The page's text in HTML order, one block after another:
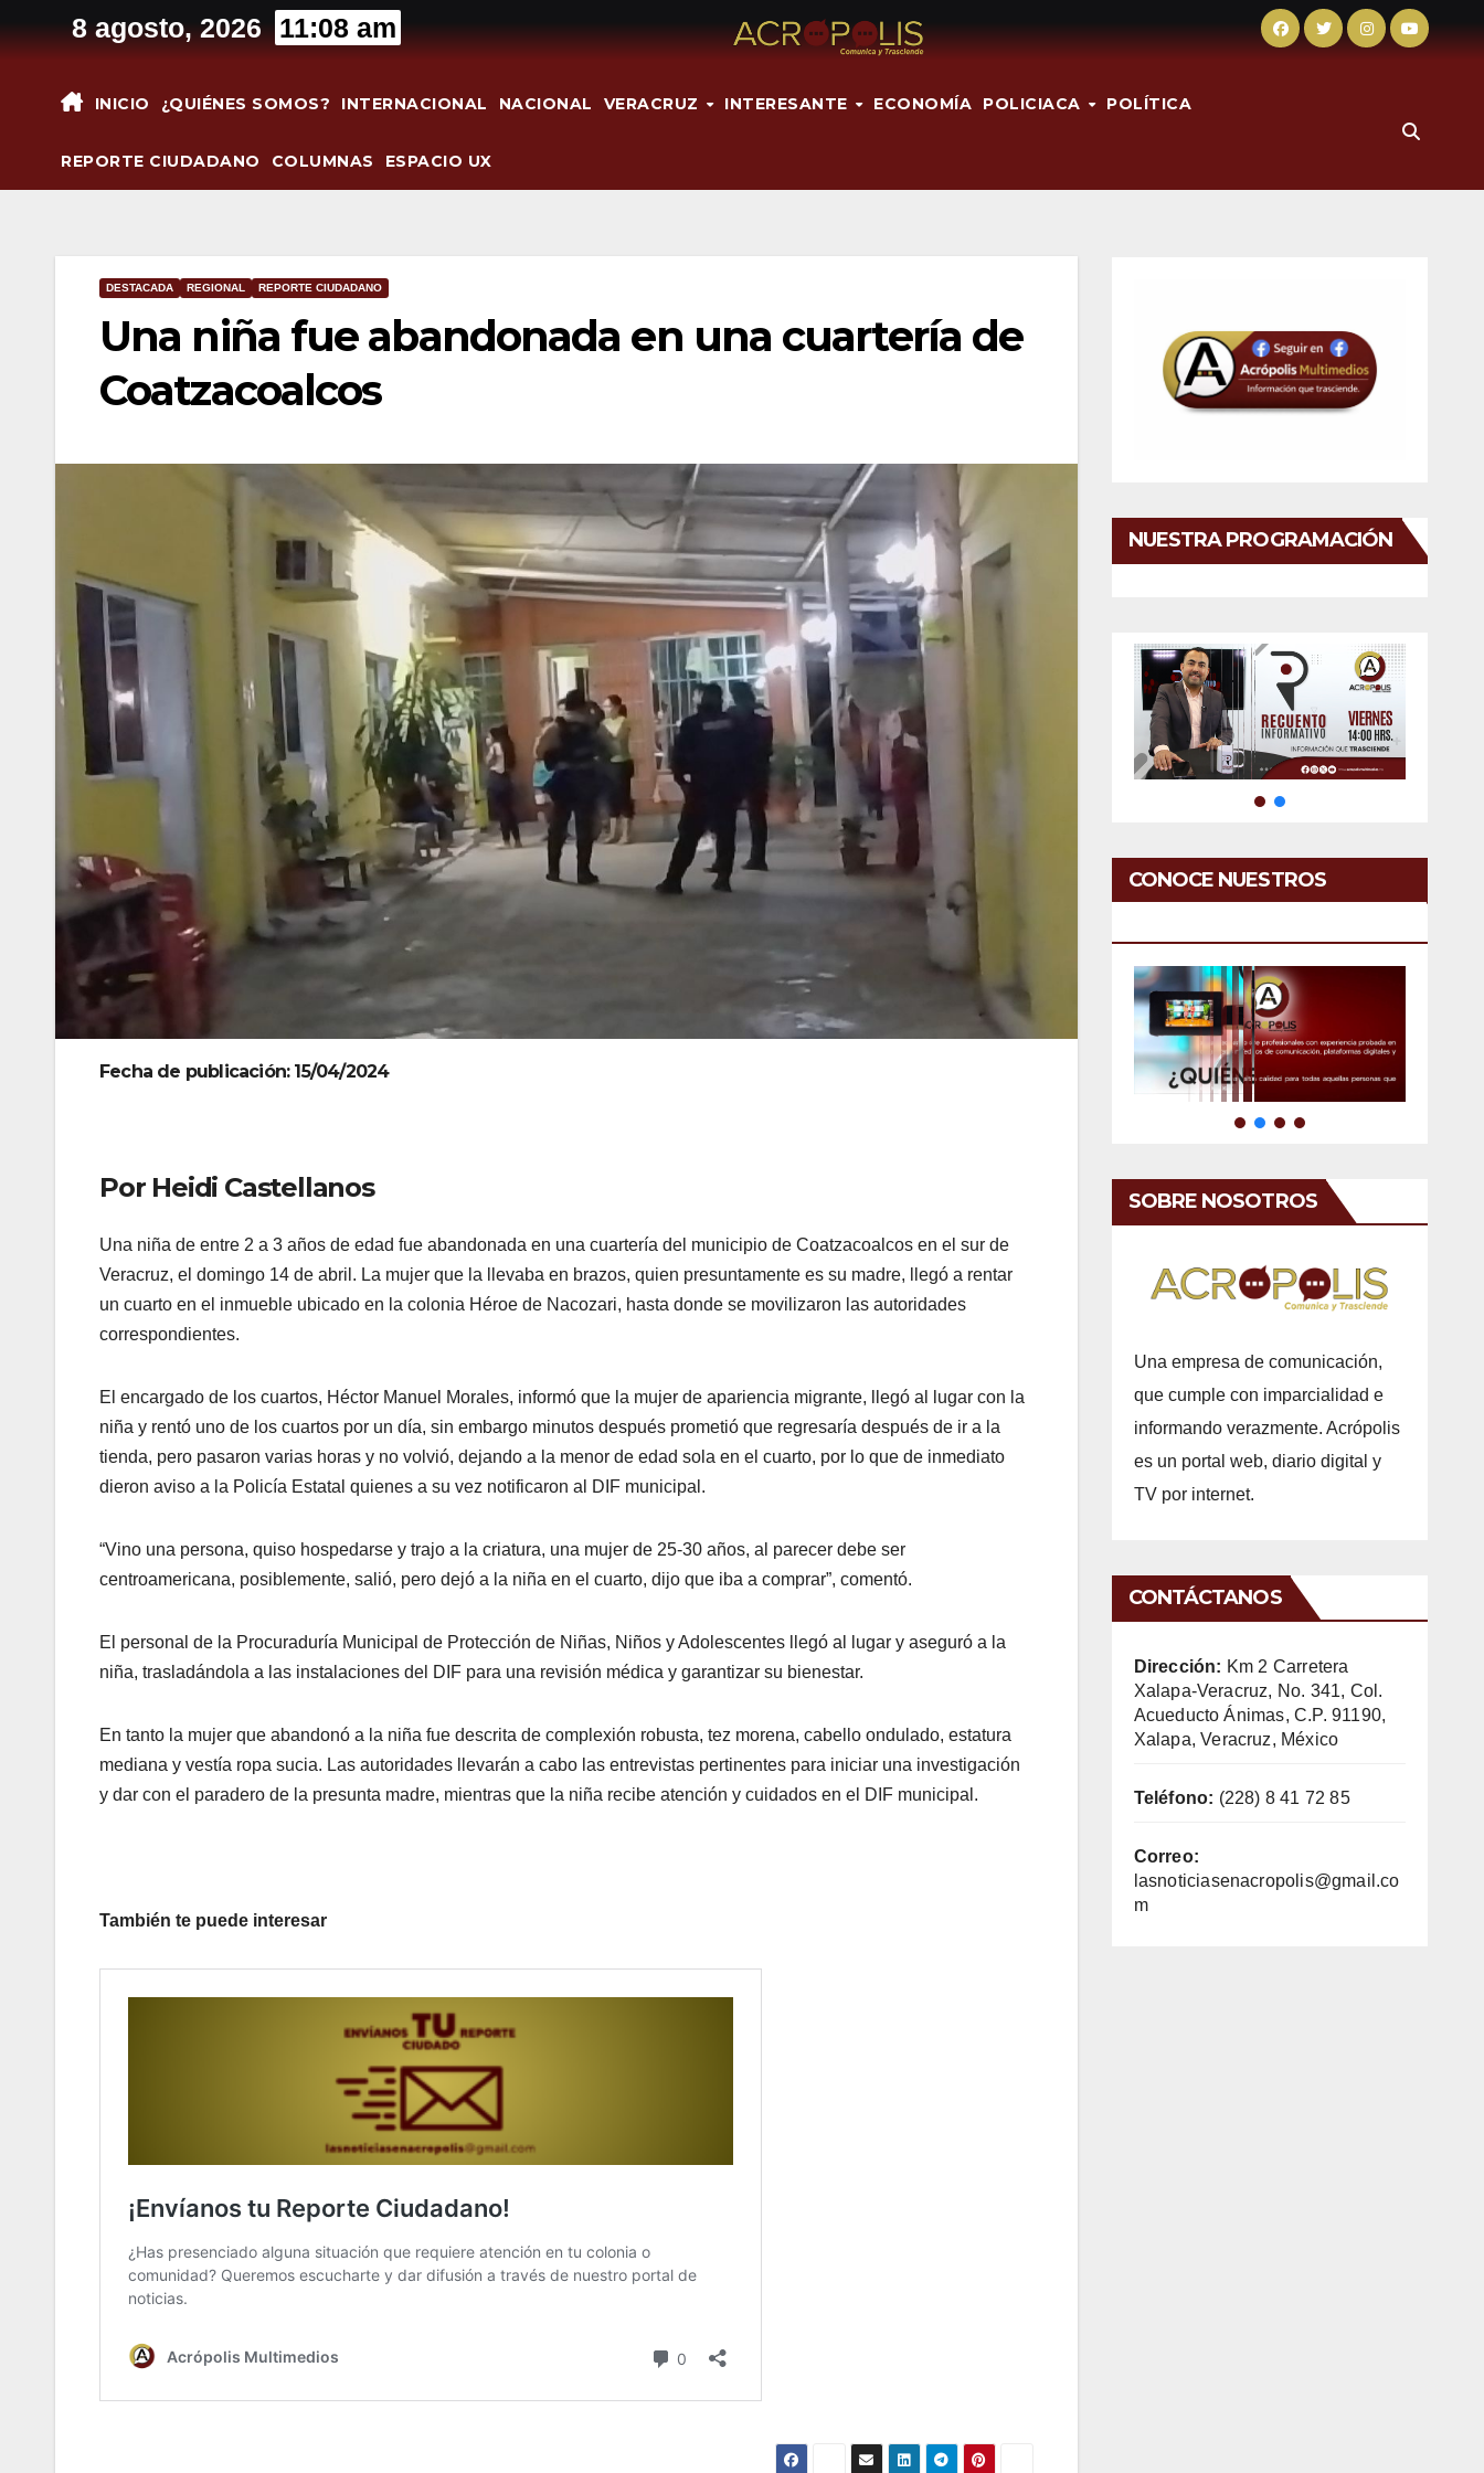
al
8 agosto, 2026 11:08 am
INICIO ¿QUIÉNES SOMOS? INTERNACIONAL NACIONAL VERACRUZ INTERESANTE ECONOMÍA POLICIACA POLÍTICA
REPORTE CIUDADANO COLUMNAS ESPACIO UX
DESTACADA REGIONAL REPORTE CIUDADANO
Una niña fue abandonada en una cuartería de
Coatzacoalcos
Fecha de publicación: 15/04/2024
Por Heidi Castellanos
Una niña de entre 2 a 3 años de edad fue abandonada en una cuartería del municipio de Coatzacoalcos en el sur de
Veracruz, el domingo 14 de abril. La mujer que la llevaba en brazos, quien presuntamente es su madre, llegó a rentar
un cuarto en el inmueble ubicado en la colonia Héroe de Nacozari, hasta donde se movilizaron las autoridades
correspondientes.
El encargado de los cuartos, Héctor Manuel Morales, informó que la mujer de apariencia migrante, llegó al lugar con la
niña y rentó uno de los cuartos por un día, sin embargo minutos después prometió que regresaría después de ir a la
tienda, pero pasaron varias horas y no volvió, dejando a la menor de edad sola en el cuarto, por lo que de inmediato
dieron aviso a la Policía Estatal quienes a su vez notificaron al DIF municipal.
“Vino una persona, quiso hospedarse y trajo a la criatura, una mujer de 25-30 años, al parecer debe ser
centroamericana, posiblemente, salió, pero dejó a la niña en el cuarto, dijo que iba a comprar”, comentó.
El personal de la Procuraduría Municipal de Protección de Niñas, Niños y Adolescentes llegó al lugar y aseguró a la
niña, trasladándola a las instalaciones del DIF para una revisión médica y garantizar su bienestar.
En tanto la mujer que abandonó a la niña fue descrita de complexión robusta, tez morena, cabello ondulado, estatura
mediana y vestía ropa sucia. Las autoridades llevarán a cabo las entrevistas pertinentes para iniciar una investigación
y dar con el paradero de la presunta madre, mientras que la niña recibe atención y cuidados en el DIF municipal.
También te puede interesar
NUESTRA PROGRAMACIÓN
CONOCE NUESTROS
SOBRE NOSOTROS
Una empresa de comunicación,
que cumple con imparcialidad e
informando verazmente. Acrópolis
es un portal web, diario digital y
TV por internet.
CONTÁCTANOS
Dirección: Km 2 Carretera
Xalapa-Veracruz, No. 341, Col.
Acueducto Ánimas, C.P. 91190,
Xalapa, Veracruz, México
Teléfono: (228) 8 41 72 85
Correo:
lasnoticiasenacropolis@gmail.co
m